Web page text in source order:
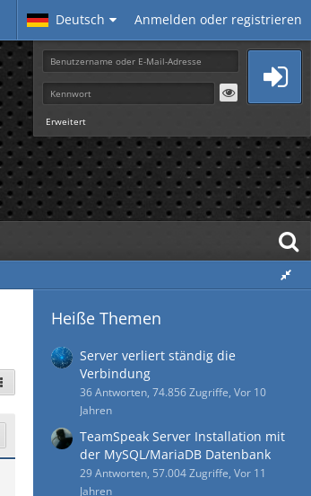
Deutsch Anmelden oder registrieren
Erweitert
Heiße Themen
Server verliert ständig die
Verbindung
36 Antworten, 74.856 Zugriffe, Vor 10
Jahren
TeamSpeak Server Installation mit
der MySQL/MariaDB Datenbank
29 Antworten, 57.004 Zugriffe, Vor 11
Jahren